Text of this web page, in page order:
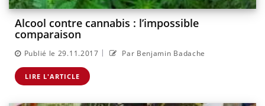
Alcool contre cannabis : l’impossible
comparaison
Publié le 29.11.2017 | Par Benjamin Badache
LIRE L'ARTICLE